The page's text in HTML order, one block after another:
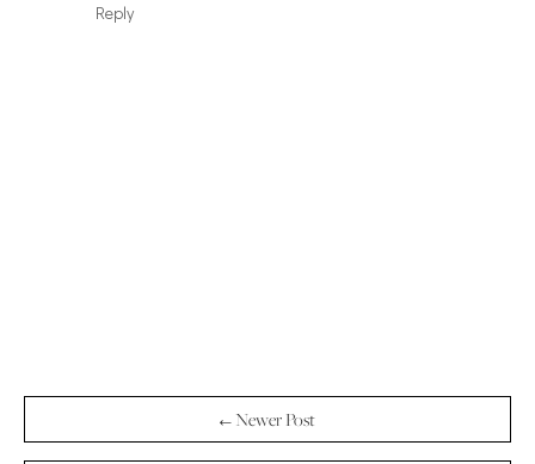
Reply
← Newer Post